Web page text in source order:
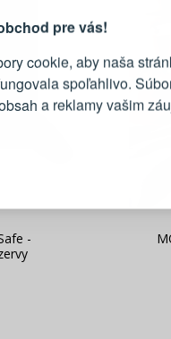
pre vás!
cookie, aby naša
spoľahlivo.
a reklamy vašim
-
v objednávke